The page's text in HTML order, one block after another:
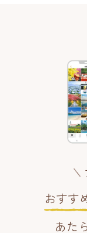
おすす
あた